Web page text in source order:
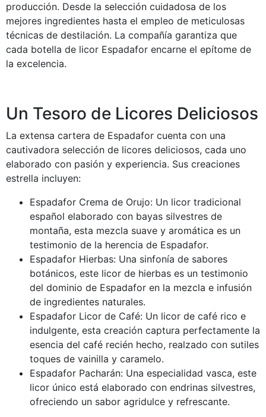
producción. Desde la selección cuidadosa de los
mejores ingredientes hasta el empleo de meticulosas
técnicas de destilación. La compañía garantiza que
cada botella de licor Espadafor encarne el epítome de
la excelencia.
Un Tesoro de Licores Deliciosos
La extensa cartera de Espadafor cuenta con una
cautivadora selección de licores deliciosos, cada uno
elaborado con pasión y experiencia. Sus creaciones
estrella incluyen:
Espadafor Crema de Orujo: Un licor tradicional
español elaborado con bayas silvestres de
montaña, esta mezcla suave y aromática es un
testimonio de la herencia de Espadafor.
Espadafor Hierbas: Una sinfonía de sabores
botánicos, este licor de hierbas es un testimonio
del dominio de Espadafor en la mezcla e infusión
de ingredientes naturales.
Espadafor Licor de Café: Un licor de café rico e
indulgente, esta creación captura perfectamente la
esencia del café recién hecho, realzado con sutiles
toques de vainilla y caramelo.
Espadafor Pacharán: Una especialidad vasca, este
licor único está elaborado con endrinas silvestres,
ofreciendo un sabor agridulce y refrescante.